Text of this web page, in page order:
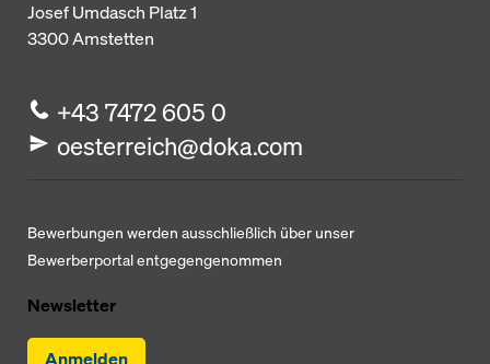
Josef Umdasch Platz 1
3300Amstetten
+43 7472 605 0
oesterreich@doka.com
Bewerbungen werden ausschließlich über unser
Bewerberportal entgegengenommen
Newsletter
Anmelden